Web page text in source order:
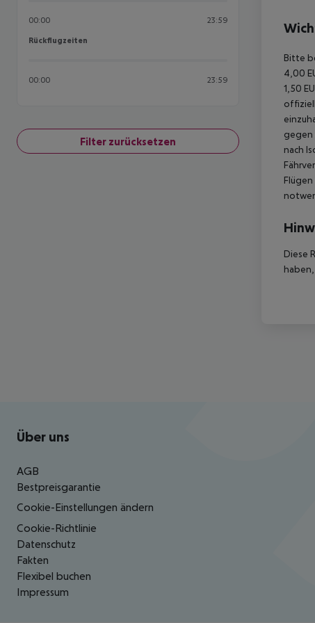
00:00 23:59
Rückflugzeiten
Rückflugzeiten
00:00 23:59
Filter zurücksetzen
Bitte
4,00
1,50
gegen
nach
Diese
Footer navigation
Über uns
AGB
Bestpreisgarantie
Cookie-Einstellungen ändern
Cookie-Richtlinie
Datenschutz
Fakten
Flexibel buchen
Impressum